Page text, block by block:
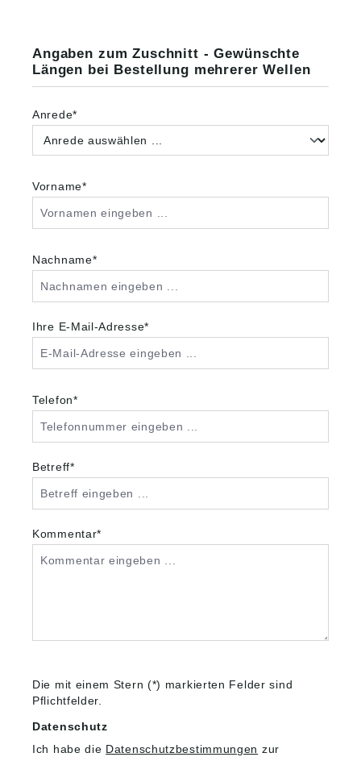
Angaben zum Zuschnitt - Gewünschte
Längen bei Bestellung mehrerer Wellen
Anrede*
Vorname*
Nachname*
Ihre E-Mail-Adresse*
Telefon*
Betreff*
Kommentar*
Die mit einem Stern (*) markierten Felder sind
Pflichtfelder.
Datenschutz
Ich habe die Datenschutzbestimmungen zur